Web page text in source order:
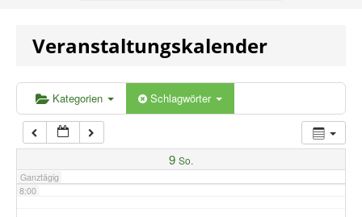
Veranstaltungskalender
Kategorien Schlagwörter
9 So.
Ganztägig
5:00
6:00
7:00
8:00